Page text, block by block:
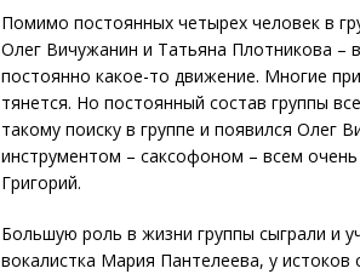
Помимо постоянных четырех человек в
Олег Вичужанин и Татьяна Плотникова –
постоянно какое-то движение. Многие
тянется. Но постоянный состав группы
такому поиску в группе и появился Олег
инструментом – саксофоном – всем очень
Григорий.
Большую роль в жизни группы сыграли и
вокалистка Мария Пантелеева, у истоков